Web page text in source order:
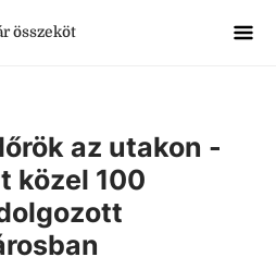
összeköt
az utakon -
közel 100